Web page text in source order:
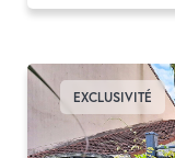
EXCLUSIVITÉ